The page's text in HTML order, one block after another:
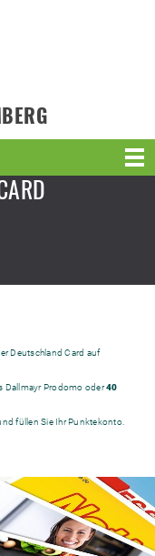
Deutschland Card auf
Dallmayr Prodomo oder40
füllen Sie Ihr Punktekonto.